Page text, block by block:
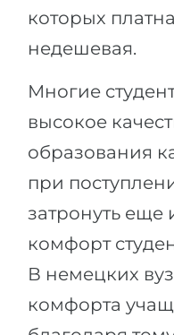
которых
недешевая.
Многие
высокое
образования
при
затронуть еще
комфорт
В немецких
комфорта